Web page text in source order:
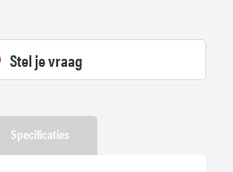
Stel je vraag
Specificaties